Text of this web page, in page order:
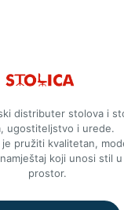
distributer stolova i
ugostiteljstvo i urede.
je pružiti kvalitetan,
koji unosi stil u
prostor.